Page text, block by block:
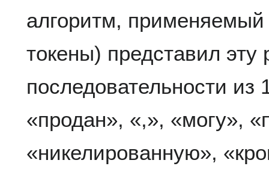
алгоритм, применяемый
токены) представил эту
последовательности
«продан», «,», «могу»,
«никелированную»,